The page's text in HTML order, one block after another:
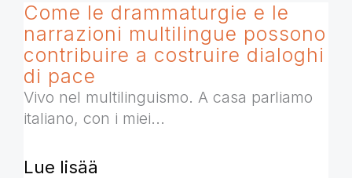
Come le drammaturgie e le
narrazioni multilingue possono
contribuire a costruire dialoghi
di pace
Vivo nel multilinguismo. A casa parliamo
italiano, con i miei...
Lue lisää